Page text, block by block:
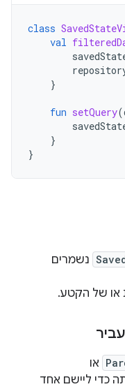
class
val
}
fun setQuery(
}
}
נשמרים
או של הקטע.
או
כדי ליישם אחד